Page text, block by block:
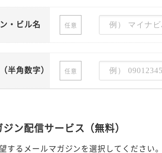
・ビル名 任意
半角数字） 任意
ジン配信サービス（無料）
するメールマガジンを選択してください。